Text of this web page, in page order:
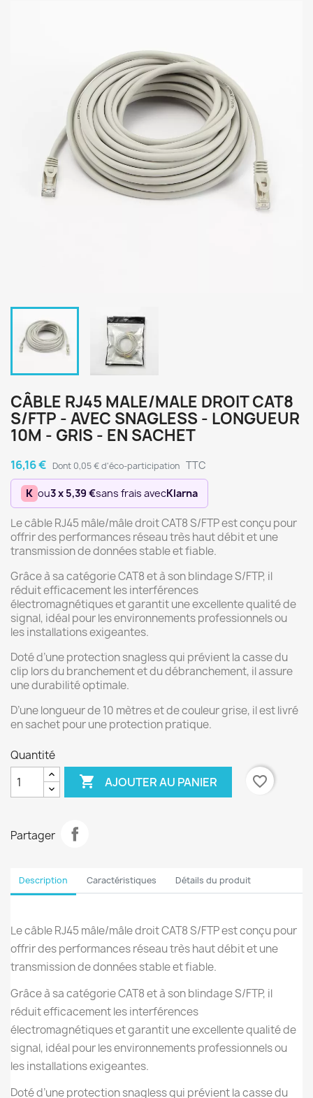
CÂBLE RJ45 MALE/MALE DROIT CAT8
S/FTP - AVEC SNAGLESS - LONGUEUR
10M - GRIS - EN SACHET
16,16 € Dont 0,05 € d'éco-participation TTC
K ou3 x 5,39 €sans frais avecKlarna
Le câble RJ45 mâle/mâle droit CAT8 S/FTP est conçu pour
offrir des performances réseau très haut débit et une
transmission de données stable et fiable.
Grâce à sa catégorie CAT8 et à son blindage S/FTP, il
réduit efficacement les interférences
électromagnétiques et garantit une excellente qualité de
signal, idéal pour les environnements professionnels ou
les installations exigeantes.
Doté d’une protection snagless qui prévient la casse du
clip lors du branchement et du débranchement, il assure
une durabilité optimale.
D’une longueur de 10 mètres et de couleur grise, il est livré
en sachet pour une protection pratique.
Quantité
 AJOUTER AU PANIER favorite_border
Partager
Description Caractéristiques Détails du produit
Le câble RJ45 mâle/mâle droit CAT8 S/FTP est conçu pour
offrir des performances réseau très haut débit et une
transmission de données stable et fiable.
Grâce à sa catégorie CAT8 et à son blindage S/FTP, il
réduit efficacement les interférences
électromagnétiques et garantit une excellente qualité de
signal, idéal pour les environnements professionnels ou
les installations exigeantes.
Doté d’une protection snagless qui prévient la casse du